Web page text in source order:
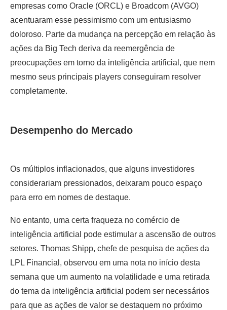
empresas como Oracle (ORCL) e Broadcom (AVGO)
acentuaram esse pessimismo com um entusiasmo
doloroso. Parte da mudança na percepção em relação às
ações da Big Tech deriva da reemergência de
preocupações em torno da inteligência artificial, que nem
mesmo seus principais players conseguiram resolver
completamente.
Desempenho do Mercado
Os múltiplos inflacionados, que alguns investidores
considerariam pressionados, deixaram pouco espaço
para erro em nomes de destaque.
No entanto, uma certa fraqueza no comércio de
inteligência artificial pode estimular a ascensão de outros
setores. Thomas Shipp, chefe de pesquisa de ações da
LPL Financial, observou em uma nota no início desta
semana que um aumento na volatilidade e uma retirada
do tema da inteligência artificial podem ser necessários
para que as ações de valor se destaquem no próximo